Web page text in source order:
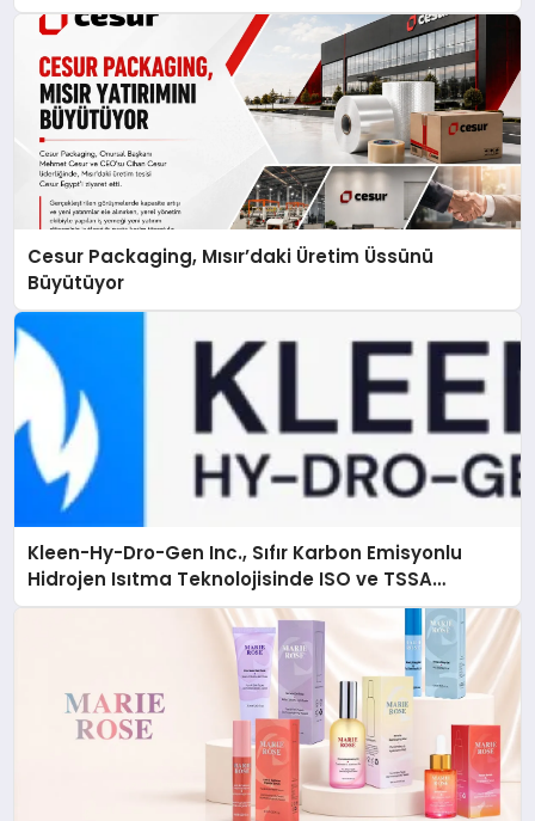
Cesur Packaging, Mısır’daki Üretim Üssünü
Büyütüyor
Kleen-Hy-Dro-Gen Inc., Sıfır Karbon Emisyonlu
Hidrojen Isıtma Teknolojisinde ISO ve TSSA
Düzenleyici Onaylarını Aldı